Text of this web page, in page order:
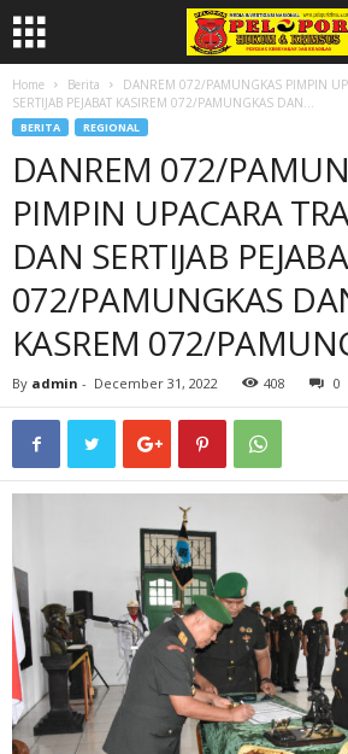
Home Berita
DANREM 072/PAMUNGKAS PIMPIN
SERTIJAB PEJABAT KASIREM 072/PAMUNGKAS DAN...
BERITA REGIONAL
DANREM 072/
PIMPIN UPACARA
DAN SERTIJAB
072/PAMUNGKAS
KASREM 072/
By admin - December 31, 2022 408 0